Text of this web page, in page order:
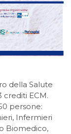
della Salute
crediti ECM.
persone:
Infermieri
Biomedico,